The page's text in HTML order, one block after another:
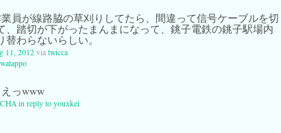
員が線路脇の草刈りしてたら、間違って信号ケーブルを切
、踏切が下がったまんまになって、銚子電鉄の銚子駅場内
替わらないらしい。
11, 2012 via twicca
watappo
えっwww
in reply to youxkei